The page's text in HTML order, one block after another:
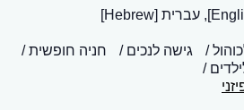
גישה לנכים
חניה חופשית